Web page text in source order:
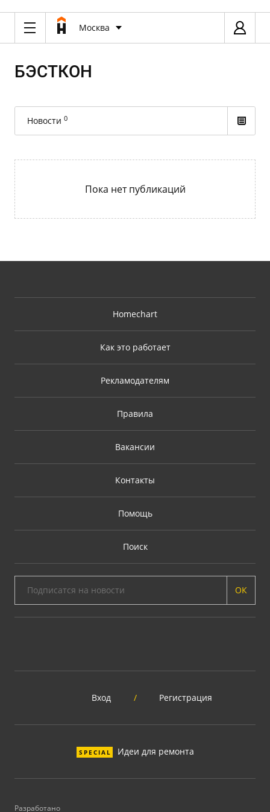
Москва
БЭСТКОН
Новости 0
Пока нет публикаций
Homechart
Как это работает
Рекламодателям
Правила
Вакансии
Контакты
Помощь
Поиск
ОК
Вход / Регистрация
SPECIAL Идеи для ремонта
Разработано